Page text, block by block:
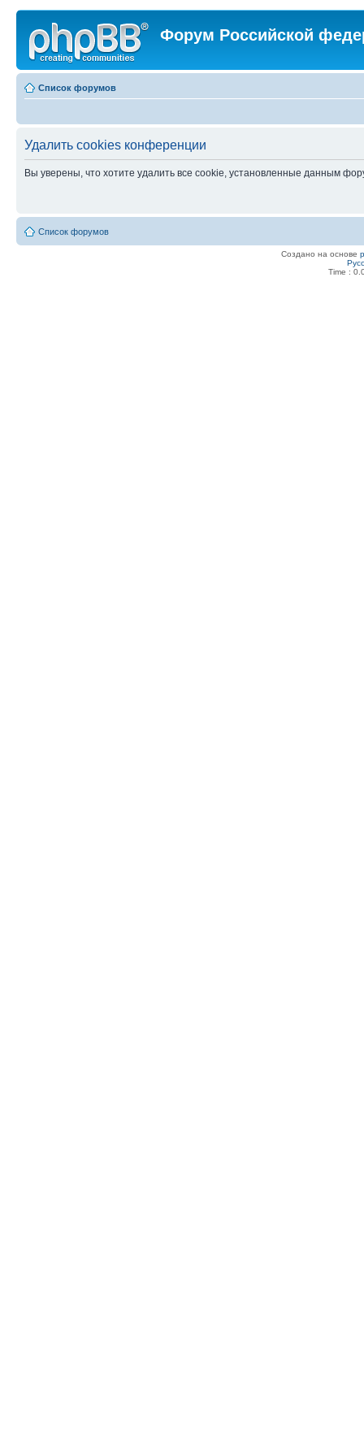
Форум Российской
Список форумов
Удалить cookies конференции
Вы уверены, что хотите удалить все cookie, установленные данным
Список форумов
Создано на основе
Time :